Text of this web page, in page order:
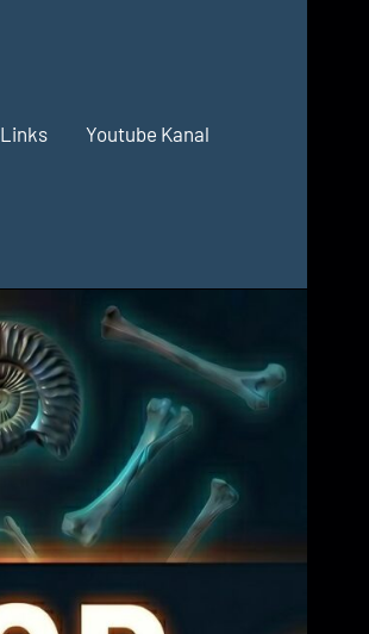
Links Youtube Kanal